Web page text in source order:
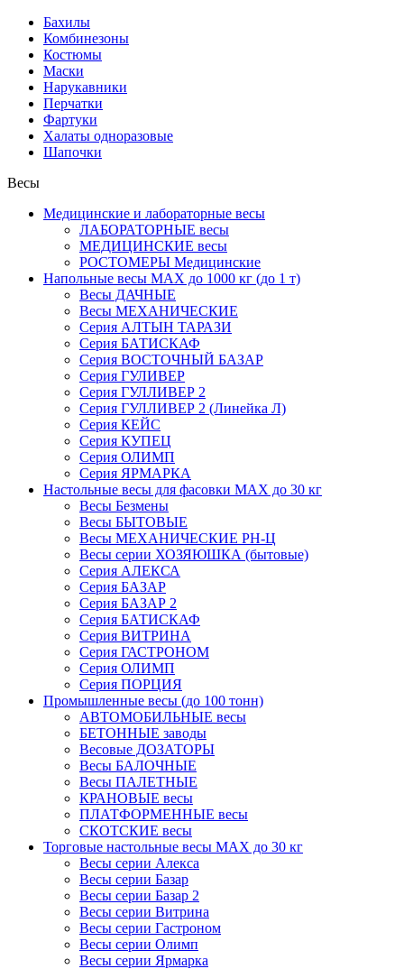
Бахилы
Комбинезоны
Костюмы
Маски
Нарукавники
Перчатки
Фартуки
Халаты одноразовые
Шапочки
Весы
Медицинские и лабораторные весы
ЛАБОРАТОРНЫЕ весы
МЕДИЦИНСКИЕ весы
РОСТОМЕРЫ Медицинские
Напольные весы MAX до 1000 кг (до 1 т)
Весы ДАЧНЫЕ
Весы МЕХАНИЧЕСКИЕ
Серия АЛТЫН ТАРАЗИ
Серия БАТИСКАФ
Серия ВОСТОЧНЫЙ БАЗАР
Серия ГУЛИВЕР
Серия ГУЛЛИВЕР 2
Серия ГУЛЛИВЕР 2 (Линейка Л)
Серия КЕЙС
Серия КУПЕЦ
Серия ОЛИМП
Серия ЯРМАРКА
Настольные весы для фасовки MAX до 30 кг
Весы Безмены
Весы БЫТОВЫЕ
Весы МЕХАНИЧЕСКИЕ РН-Ц
Весы серии ХОЗЯЮШКА (бытовые)
Серия АЛЕКСА
Серия БАЗАР
Серия БАЗАР 2
Серия БАТИСКАФ
Серия ВИТРИНА
Серия ГАСТРОНОМ
Серия ОЛИМП
Серия ПОРЦИЯ
Промышленные весы (до 100 тонн)
АВТОМОБИЛЬНЫЕ весы
БЕТОННЫЕ заводы
Весовые ДОЗАТОРЫ
Весы БАЛОЧНЫЕ
Весы ПАЛЕТНЫЕ
КРАНОВЫЕ весы
ПЛАТФОРМЕННЫЕ весы
СКОТСКИЕ весы
Торговые настольные весы MAX до 30 кг
Весы серии Алекса
Весы серии Базар
Весы серии Базар 2
Весы серии Витрина
Весы серии Гастроном
Весы серии Олимп
Весы серии Ярмарка